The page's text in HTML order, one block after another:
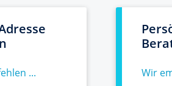
... Wir